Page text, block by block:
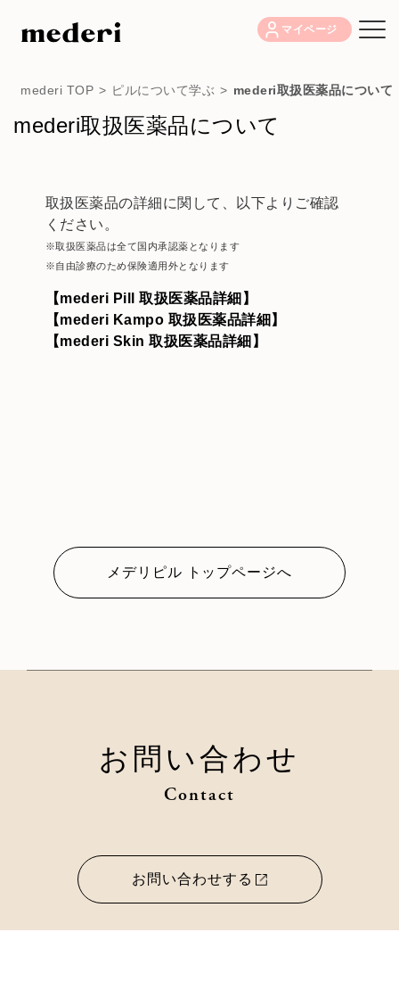
マイページ
mederi TOP > ピルについて学ぶ > mederi取扱医薬品について
mederi取扱医薬品について
取扱医薬品の詳細に関して、以下よりご確認
ください。
※取扱医薬品は全て国内承認薬となります
※自由診療のため保険適用外となります
【mederi Pill 取扱医薬品詳細】
【mederi Kampo 取扱医薬品詳細】
【mederi Skin 取扱医薬品詳細】
メデリピル トップページへ
お問い合わせ
Contact
お問い合わせする